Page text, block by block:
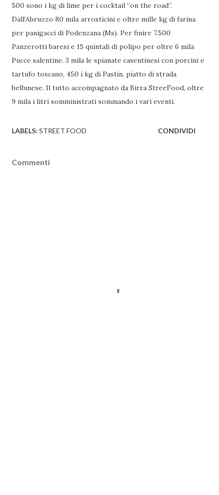
500 sono i kg di lime per i cocktail “on the road”.
Dall’Abruzzo 80 mila arrosticini e oltre mille kg di farina
per panigacci di Podenzana (Ms). Per finire 7.500
Panzerotti baresi e 15 quintali di polipo per oltre 6 mila
Pucce salentine. 3 mila le spianate casentinesi con porcini e
tartufo toscano, 450 i kg di Pastin, piatto di strada
bellunese. Il tutto accompagnato da Birra StreeFood, oltre
9 mila i litri somministrati sommando i vari eventi.
LABELS: STREET FOOD CONDIVIDI
Commenti